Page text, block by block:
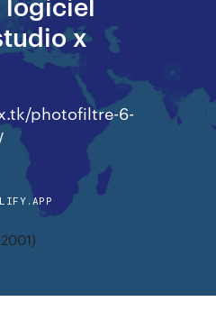
x
photofiltre-6-